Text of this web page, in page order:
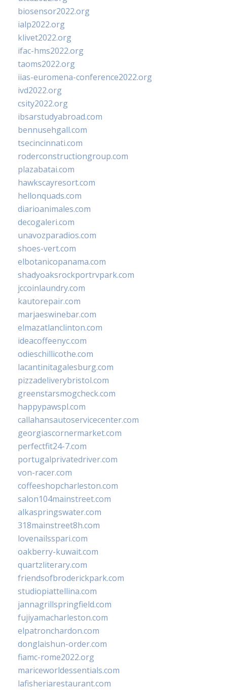
biosensor2022.org
ialp2022.org
klivet2022.org
ifac-hms2022.org
taoms2022.org
iias-euromena-conference2022.org
ivd2022.org
csity2022.org
ibsarstudyabroad.com
bennusehgall.com
tsecincinnati.com
roderconstructiongroup.com
plazabatai.com
hawkscayresort.com
hellonquads.com
diarioanimales.com
decogaleri.com
unavozparadios.com
shoes-vert.com
elbotanicopanama.com
shadyoaksrockportrvpark.com
jccoinlaundry.com
kautorepair.com
marjaeswinebar.com
elmazatlanclinton.com
ideacoffeenyc.com
odieschillicothe.com
lacantinitagalesburg.com
pizzadeliverybristol.com
greenstarsmogcheck.com
happypawspl.com
callahansautoservicecenter.com
georgiascornermarket.com
perfectfit24-7.com
portugalprivatedriver.com
von-racer.com
coffeeshopcharleston.com
salon104mainstreet.com
alkaspringswater.com
318mainstreet8h.com
lovenailsspari.com
oakberry-kuwait.com
quartzliterary.com
friendsofbroderickpark.com
studiopiattellina.com
jannagrillspringfield.com
fujiyamacharleston.com
elpatronchardon.com
donglaishun-order.com
fiamc-rome2022.org
mariceworldessentials.com
lafisheriarestaurant.com